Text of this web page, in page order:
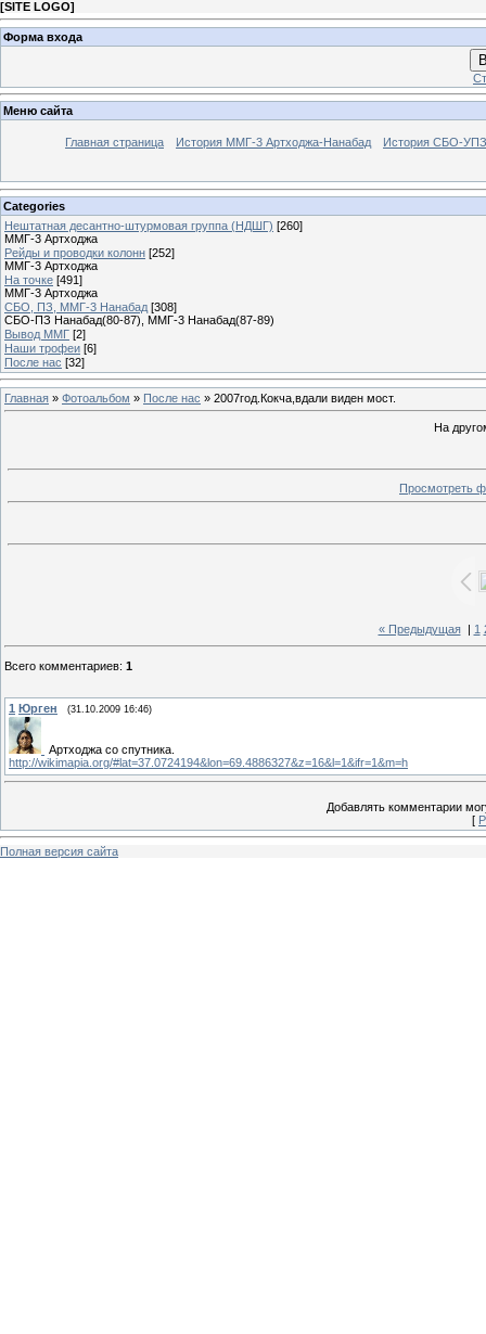
[SITE LOGO]
Форма входа
Меню сайта
Главная страница История ММГ-3 Артходжа-Нанабад История СБО-УПЗ
Categories
Нештатная десантно-штурмовая группа (НДШГ) [260]
ММГ-3 Артходжа
Рейды и проводки колонн [252]
ММГ-3 Артходжа
На точке [491]
ММГ-3 Артходжа
СБО, ПЗ, ММГ-3 Нанабад [308]
СБО-ПЗ Нанабад(80-87), ММГ-3 Нанабад(87-89)
Вывод ММГ [2]
Наши трофеи [6]
После нас [32]
Главная » Фотоальбом » После нас » 2007год.Кокча,вдали виден мост.
На
Просмотреть
« Предыдущая| 1
Всего комментариев: 1
1 Юрген (31.10.2009 16:46)
Артходжа со спутника.
http://wikimapia.org/#lat=37.0724194&lon=69.4886327&z=16&l=1&ifr=1&m=h
Добавлять комментарии
[
Полная версия сайта